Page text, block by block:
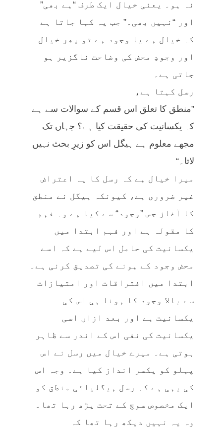
نہ ہو۔ یعنی خیال ایک طرف “ہے بھی”
اور “نہیں بھی۔” جب یہ کہا جاتا ہے
کہ خیال ہے یا وجود ہے تو پھر خیال
اور وجودِ محض کی وضاحت ناگزیر ہو
جاتی ہے۔
رسل کہتا ہے،
”منطق کا تعلق اس قسم کے سوالات سے ہے
کہ یکسانیت کی حقیقت کیا ہے؟ جہاں تک
مجھے معلوم ہے ہیگل اس کو زیرِ بحث نہیں
لاتا۔“
میرا خیال ہے کہ رسل کا یہ اعتراض
غیر ضروری ہے، کیونکہ ہیگل نے منطق
کا آغاز جس ”وجود“ سے کیا ہے وہ فہم
کا مقولہ ہے اور فہم ابتدا میں
یکسانیت کی حامل اس لیے ہے کہ اسے
محض وجود کے ہونے کی تصدیق کرنی ہے۔
ابتدا میں افتراقات اور امتیازات
سے بالا وجود کا ہونا ہی اس کی
یکسانیت ہے اور بعد ازاں اسی
یکسانیت کی نفی اس کے اندر سے ظاہر
ہوتی ہے۔ میرے خیال میں رسل نے اس
پہلو کو یکسر انداز کیا ہے۔ وجہ اس
کی یہی ہے کہ رسل ہیگلیائی منطق کو
ایک مخصوص سوچ کے تحت پڑھ رہا تھا۔
وہ یہ نہیں دیکھ رہا تھا کہ